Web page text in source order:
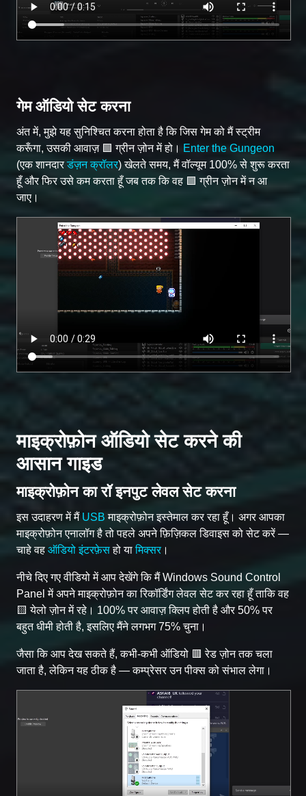
गेम ऑडियो सेट करना
अंत में, मुझे यह सुनिश्चित करना होता है कि जिस गेम को मैं स्ट्रीम
करूँगा, उसकी आवाज़ 🟩 ग्रीन ज़ोन में हो। Enter the Gungeon
(एक शानदारडंज़न क्रॉलर) खेलते समय, मैं वॉल्यूम 100% से शुरू करता
हूँ और फिर उसे कम करता हूँ जब तक कि वह 🟩 ग्रीन ज़ोन में न आ
जाए।
माइक्रोफ़ोन ऑडियो सेट करने की
आसान गाइड
माइक्रोफ़ोन का रॉ इनपुट लेवल सेट करना
इस उदाहरण में मैं USB माइक्रोफ़ोन इस्तेमाल कर रहा हूँ। अगर आपका
माइक्रोफ़ोन एनालॉग है तो पहले अपने फ़िज़िकल डिवाइस को सेट करें —
चाहे वह ऑडियो इंटरफ़ेसहो यामिक्सर ।
नीचे दिए गए वीडियो में आप देखेंगे कि मैं Windows Sound Control
Panel में अपने माइक्रोफ़ोन का रिकॉर्डिंग लेवल सेट कर रहा हूँ ताकि वह
🟨 येलो ज़ोन में रहे। 100% पर आवाज़ क्लिप होती है और 50% पर
बहुत धीमी होती है, इसलिए मैंने लगभग 75% चुना।
जैसा कि आप देख सकते हैं, कभी-कभी ऑडियो 🟥 रेड ज़ोन तक चला
जाता है, लेकिन यह ठीक है — कम्प्रेसर उन पीक्स को संभाल लेगा।